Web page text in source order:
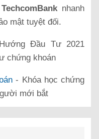
TechcomBank nhanh
mật tuyệt đối.
Đầu Tư 2021
chứng khoán
- Khóa học chứng
mới bắt